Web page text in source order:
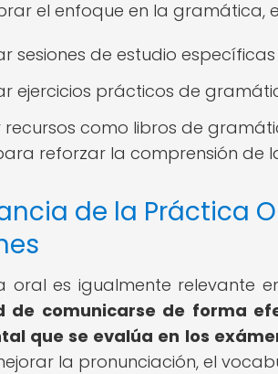
el enfoque en la gramática,
sesiones de estudio
ejercicios prácticos de
recursos como libros de
reforzar la comprensión de
de la Práctica
oral es igualmente relevante
de comunicarse de forma
que se evalúa en los
la pronunciación, el